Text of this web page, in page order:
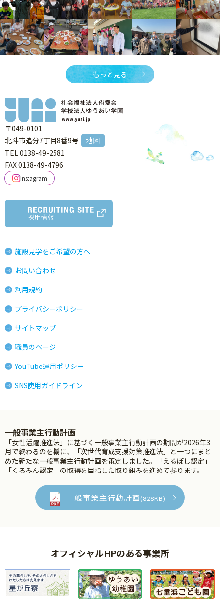
もっと見る
〒049-0101
北斗市追分7丁目8番9号
地図
TEL 0138-49-2581
FAX 0138-49-4796
Instagram
採用情報
施設見学をご希望の方へ
お問い合わせ
利用規約
プライバシーポリシー
サイトマップ
職員のページ
YouTube運用ポリシー
SNS使用ガイドライン
一般事業主行動計画
「女性活躍推進法」に基づく一般事業主行動計画の期間が2026年3
月で終わるのを機に、「次世代育成支援対策推進法」と一つにまと
めた新たな一般事業主行動計画を策定しました。「えるぼし認定」
「くるみん認定」の取得を目指した取り組みを進めて参ります。
一般事業主行動計画(828KB)
オフィシャルHPのある事業所